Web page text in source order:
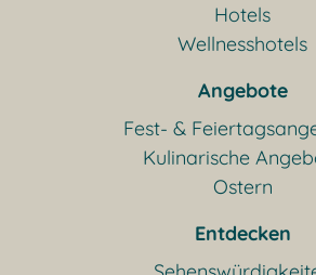
Hotels
Wellnesshotels
Angebote
Fest- &
Kulinarische
Ostern
Entdecken